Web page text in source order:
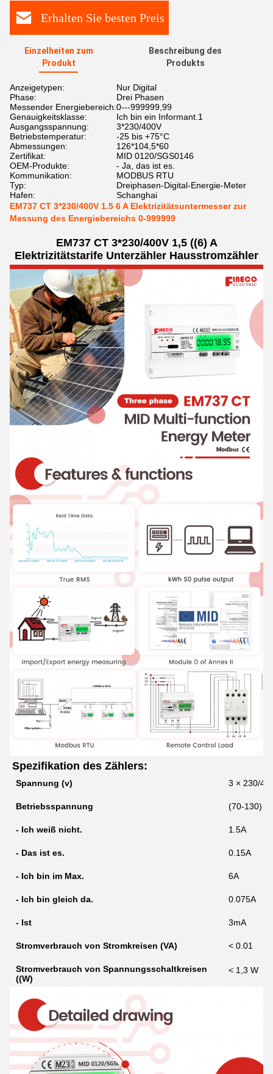
Erhalten Sie besten Preis
Einzelheiten zum
Produkt
Beschreibung des
Produkts
Anzeigetypen:
Nur Digital
Phase:
Drei Phasen
Messender Energiebereich:0---999999,99
Genauigkeitsklasse:
Ich bin ein Informant.1
Ausgangsspannung:
3*230/400V
Betriebstemperatur:
-25 bis +75°C
Abmessungen:
126*104,5*60
Zertifikat:
MID 0120/SGS0146
OEM-Produkte:
- Ja, das ist es.
Kommunikation:
MODBUS RTU
Typ:
Dreiphasen-Digital-Energie-Meter
Hafen:
Schanghai
EM737 CT 3*230/400V 1.5 6 A Elektrizitätsuntermesser zur
Messung des Energiebereichs 0-999999
EM737 CT 3*230/400V 1,5 ((6) A
Elektrizitätstarife Unterzähler Hausstromzähler
Spezifikation des Zählers:
Spannung (v) 3 × 230/
Betriebsspannung (70-130)
- Ich weiß nicht. 1.5A
- Das ist es. 0.15A
- Ich bin im Max. 6A
- Ich bin gleich da. 0.075A
- Ist 3mA
Stromverbrauch von Stromkreisen (VA) < 0.01
Stromverbrauch von Spannungsschaltkreisen
((W)
< 1,3 W